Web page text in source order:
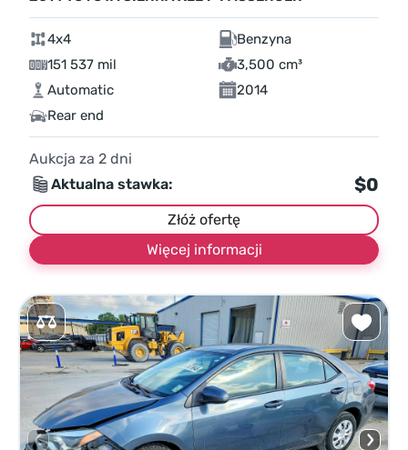
4x4
Benzyna
151 537 mil
3,500 cm³
Automatic
2014
Rear end
Aukcja za 2 dni
Aktualna stawka:
$0
Złóż ofertę
Więcej informacji